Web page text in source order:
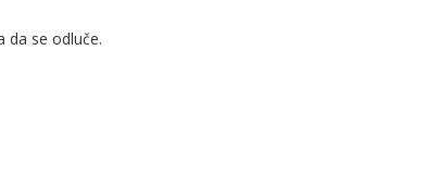
da se odluče.